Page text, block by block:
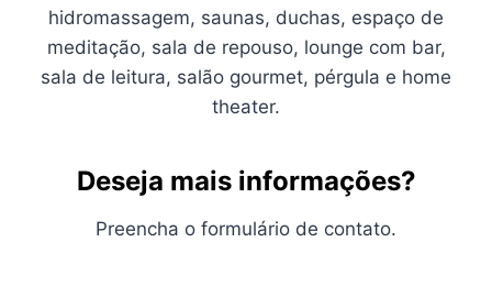
hidromassagem, saunas, duchas, espaço de
meditação, sala de repouso, lounge com bar,
sala de leitura, salão gourmet, pérgula e home
theater.
Deseja mais informações?
Preencha o formulário de contato.